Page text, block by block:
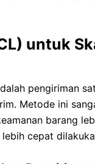
untuk
pengiriman
Metode ini
barang
cepat